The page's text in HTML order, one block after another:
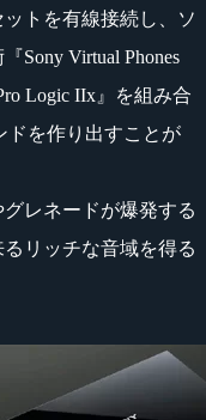
トを有線接続し、ソ
Sony Virtual Phones
Logic IIx』を組み合
ドを作り出すことが
レネードが爆発する
リッチな音域を得る